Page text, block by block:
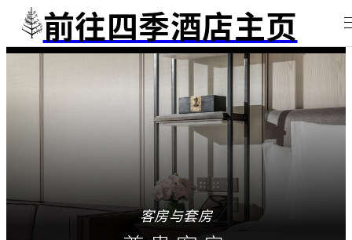
前往四季酒店主页
客房与套房